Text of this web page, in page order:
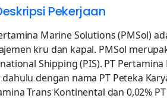
Pekerjaan
di bidang general service meliputi supply manpower dan jasa konsultasi sebagai bentuk sinergi antar Pertamina Group. PT Pertamina Marine Solutions (PMSol), bagian dari PT Pertamina International Shipping membuka lowongan kerja. Yuk, segera daftarkan dirimu, dan jadilah bagian dari kami! Lowongan Kerja PT Pertamina Marine Solutions Lowongan Kerja PT Pertamina Marine Solutions 1. Supervisor Mooring & Jetty PHR Dumai Deskripsi Pekerjaan: Mengikuti kegiatan rapat keselamatan harian, mingguan, bulanan yang menjadi agenda bersama perusahaan dan mengimplementasikan program keselamatan kepada bawahannya. Melakukan briefing, diskusi, memberi masukan, serta update kondisi karyawan,peralatan dan lapangan bersama pemilik fasilitas / user / perusahaan. Membuat dan memonitor program – program yang berhubungan dengan kegiatan pengoperasian serta perawatan peralatan Mooring Boat, Speed Boat dan Ferry Barge. Mengatur dan menganalisa operasi selamat dalam penggunaan Mooring Boat, Speed Boat dan Ferry Barge penyeberangan sesuai dengan SOP, JSA dan HAZID dari perusahaan, serta membuat laporan tertulis terhadap semua kegiatan tersebut. Memonitor dan memastikan ketersedian Crew Mooring Boat, Speed Boat dan Ferry Barge sesuai dengan jumlah yang telah menjadi ketetapan pemenuhan. Memberikan penilaian terhadap semua karyawan yang berada dalam pengawasanya dan dapat memberikan feedback / masukan penilaian kepada management sebagai bahan pertimbangan Bagian Finance & HR Project. Melakukan monthly visit ke site Sijurong & Kelok NE bersama user dan tim terkait yang relevan berdasarkan arahan perusahaan. Kualifikasi: Pendidikan minimum ijazah ANT-III/ATT-III Pengalaman kerja minimal 3 (tiga) tahun. Pengalaman kerja harus berhubungan dengan operasi ferry penyeberangan sungai serta program perawatan ferry. Memiliki pengalaman dalam operasi mooring boat, dan berthing unberthing kapal. Memiliki Kompetensi Teknis yang mempunyai kemampuan untuk membuat laporan tertulis, tentang kegiatan operasi, dan kondisi ferry serta fasilitas pendukungnya. Dan melakukan pelaporan tertulis tersebut kepada Perusahaan. Memiliki Kompetensi Perilaku : Punya kemampuan untuk mengatur dan menganalisa operasi loading / un-loading dan operasi penyeberangan ferry dengan selamat dan tepat waktu sesuai dengan SOP, JSA dan JHA yang dibuat oleh Perusahaan. Mampu melakukan komunikasi, sosialisasi dan penerapan komponen Management Safe Work (MSW) dan HAZID dengan pegawai yang berada dibawahnya dan pengguna jasa ferry, baik dari Perusahaan maupun masyarakat. Punya kemampuan untuk memimpin, mengatur dan mengawasi pegawai yang berada dibawahnya untuk melakukan pekerjaan dengan selamat, tepat waktu dan memenuhi spesifikasi. Memberikan nasehat dan penghargaan, termasuk melakukan pembinaan dan mentor kepada bawahan. Mampu melakukan pendekatan terhadap pengguna jasa ferry, terutama masyarakat dan pemuka masyarakat, untuk melakukan sosialisi keselamatan dan prosedur operasional ferry. Mengerti dan mampu untuk melakukan proses dan menganalisa proses pengurusan PTW, SOP, JSA, JHA dan HAZID. Penempatan: Dumai, Riau 2. Sekretaris Direktur PMSol Deskripsi Pekerjaan: Mengatur jadwal, agenda, dan kegiatan harian Direktur. Menyiapkan dan mengelola dokumen, surat-menyurat, serta administrasi yang berkaitan dengan kebutuhan Direktur. Membuat notulen rapat dan membantu penyusunan laporan atau presentasi. Mengatur komunikasi dan koordinasi antara Direktur dengan pihak internal maupun eksternal perusahaan. Mengelola pengarsipan dokumen dan memastikan dokumen tersimpan dengan rapi dan mudah diakses. Mengatur perjalanan dinas, pertemuan, serta kebutuhan operasional Direktur lainnya. Menindaklanjuti instruksi Direktur kepada pihak terkait dan memantau progres pelaksanaannya. Membantu memastikan kelancaran aktivitas dan kebutuhan administrasi Direktur sehari-hari. Menjaga kerahasiaan informasi, dokumen, dan data perusahaan. Melaksanakan tugas administrasi dan pekerjaan lain yang diberikan oleh Direktur sesuai kebutuhan. Persyaratan: Pendidikan minimal D3-S1 dari semua jurusan, diutamakan Sekretari, Administrasi Perkantoran, Administrasi Bisnis, Manajemen, atau bidang terkait. Memiliki pengalaman kerja minimal 2 tahun sebagai